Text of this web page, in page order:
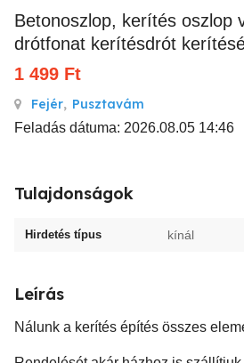
Betonoszlop, kerítés oszlop vadháló drótháló
drótfonat kerítésdrót
1 499 Ft
Fejér, Pusztavám
Feladás dátuma: 2026.08.05 14:46
Tulajdonságok
Hirdetés típus kínál
Leírás
Nálunk a kerítés építés összes